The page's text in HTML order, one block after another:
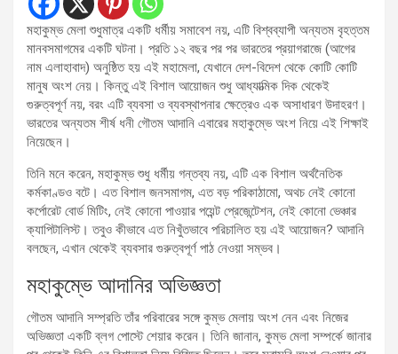
মহাকুম্ভ মেলা শুধুমাত্র একটি ধর্মীয় সমাবেশ নয়, এটি বিশ্বব্যাপী অন্যতম বৃহত্তম
মানবসমাগমের একটি ঘটনা। প্রতি ১২ বছর পর পর ভারতের প্রয়াগরাজে (আগের
নাম এলাহাবাদ) অনুষ্ঠিত হয় এই মহামেলা, যেখানে দেশ-বিদেশ থেকে কোটি কোটি
মানুষ অংশ নেয়। কিন্তু এই বিশাল আয়োজন শুধু আধ্যাত্মিক দিক থেকেই
গুরুত্বপূর্ণ নয়, বরং এটি ব্যবসা ও ব্যবস্থাপনার ক্ষেত্রেও এক অসাধারণ উদাহরণ।
ভারতের অন্যতম শীর্ষ ধনী গৌতম আদানি এবারের মহাকুম্ভে অংশ নিয়ে এই শিক্ষাই
নিয়েছেন।
তিনি মনে করেন, মহাকুম্ভ শুধু ধর্মীয় গন্তব্য নয়, এটি এক বিশাল অর্থনৈতিক
কর্মকাণ্ডও বটে। এত বিশাল জনসমাগম, এত বড় পরিকাঠামো, অথচ নেই কোনো
কর্পোরেট বোর্ড মিটিং, নেই কোনো পাওয়ার পয়েন্ট প্রেজেন্টেশন, নেই কোনো ভেঞ্চার
ক্যাপিটালিস্ট। তবুও কীভাবে এত নিখুঁতভাবে পরিচালিত হয় এই আয়োজন? আদানি
বলছেন, এখান থেকেই ব্যবসার গুরুত্বপূর্ণ পাঠ নেওয়া সম্ভব।
মহাকুম্ভে আদানির অভিজ্ঞতা
গৌতম আদানি সম্প্রতি তাঁর পরিবারের সঙ্গে কুম্ভ মেলায় অংশ নেন এবং নিজের
অভিজ্ঞতা একটি ব্লগ পোস্টে শেয়ার করেন। তিনি জানান, কুম্ভ মেলা সম্পর্কে জানার